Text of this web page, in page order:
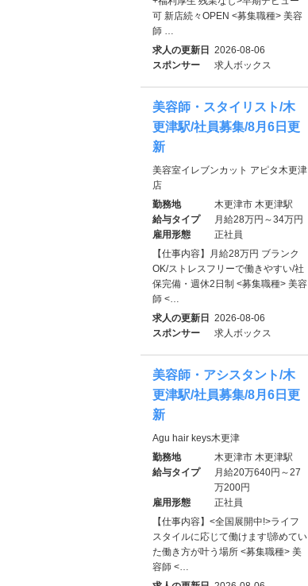
可 新店続々OPEN <募集職種> 美容
師 …
求人の更新日 2026-08-06
スポンサー
求人ボックス
美容師・スタイリスト/木
更津駅/社員募集/8月6日更
新
美容室イレブンカット アピタ木更津
店
勤務地
木更津市 木更津駅
給与タイプ
月給28万円～34万円
雇用形態
正社員
【仕事内容】月給28万円 ブランク
OK/ストレスフリーで働きやすい/社
保完備・週休2日制 <募集職種> 美容
師 <…
求人の更新日 2026-08-06
スポンサー
求人ボックス
美容師・アシスタント/木
更津駅/社員募集/8月6日更
新
Agu hair keys木更津
勤務地
木更津市 木更津駅
給与タイプ
月給20万640円～27
万200円
雇用形態
正社員
【仕事内容】<全国展開中!>ライフ
スタイルに応じて働けます!諦めてい
た働き方が叶う場所 <募集職種> 美
容師 <…